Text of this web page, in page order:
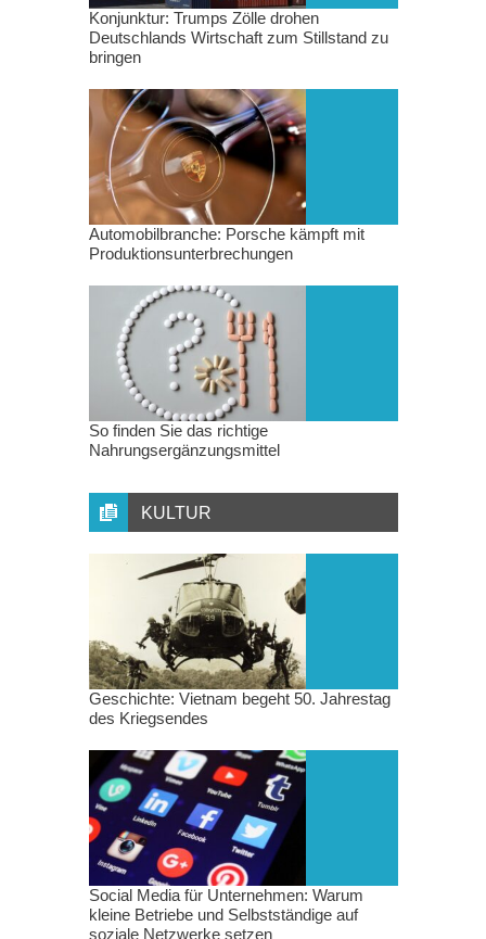
Konjunktur: Trumps Zölle drohen
Deutschlands Wirtschaft zum Stillstand zu
bringen
Automobilbranche: Porsche kämpft mit
Produktionsunterbrechungen
So finden Sie das richtige
Nahrungsergänzungsmittel
KULTUR
Geschichte: Vietnam begeht 50. Jahrestag
des Kriegsendes
Social Media für Unternehmen: Warum
kleine Betriebe und Selbstständige auf
soziale Netzwerke setzen